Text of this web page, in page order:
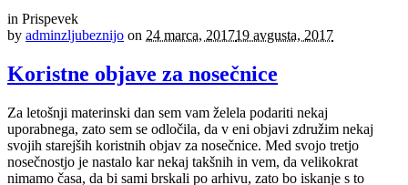
in Prispevek
by adminzljubeznijo on 24 marca, 201719 avgusta, 2017
Koristne objave za nosečnice
Za letošnji materinski dan sem vam želela podariti nekaj
uporabnega, zato sem se odločila, da v eni objavi združim nekaj
svojih starejših koristnih objav za nosečnice. Med svojo tretjo
nosečnostjo je nastalo kar nekaj takšnih in vem, da velikokrat
nimamo časa, da bi sami brskali po arhivu, zato bo iskanje s to